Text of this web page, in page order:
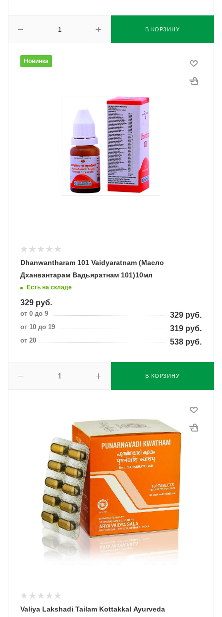
В КОРЗИНУ
Новинка
Dhanwantharam 101 Vaidyaratnam (Масло
Дханвантарам Вадьяратнам 101)10мл
Есть на складе
329 руб.
от 0 до 9 329 руб.
от 10 до 19 319 руб.
от 20 538 руб.
В КОРЗИНУ
Valiya Lakshadi Tailam Kottakkal Ayurveda